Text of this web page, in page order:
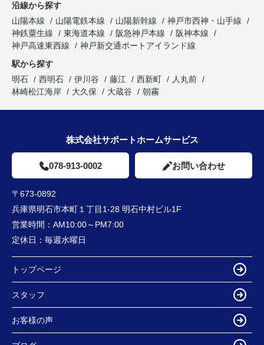
沿線から探す
山陽本線
山陽電鉄本線 山陽新幹線
神戸市西神・山手線
神鉄粟生線
東海道本線 阪急神戸本線
阪神本線
神戸高速東西線
神戸新交通ポートアイランド線
駅から探す
明石
西明石 伊川谷 藤江 西新町
人丸前
林崎松江海岸
大久保 大蔵谷 朝霧
株式会社サポートホームサービス
078-913-0002 お問い合わせ
〒673-0892
兵庫県明石市本町１丁目1-28 明石中村ビル1F
営業時間： AM10:00～PM7:00
定休日： 毎週水曜日
トップページ
スタッフ
お客様の声